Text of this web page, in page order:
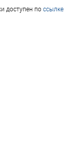
доступен поссылке